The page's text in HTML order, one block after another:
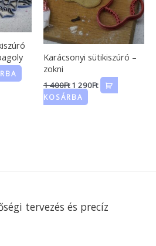
Karácsonyi sütikiszúró –
zokni
1 400Ft 1 290Ft
KOSÁRBA
tervezés és precíz